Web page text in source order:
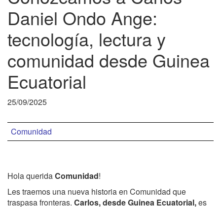
Daniel Ondo Ange:
tecnología, lectura y
comunidad desde Guinea
Ecuatorial
25/09/2025
Comunidad
Hola queridaComunidad!
Les traemos una nueva historia en Comunidad que
traspasa fronteras. Carlos, desde Guinea Ecuatorial,es